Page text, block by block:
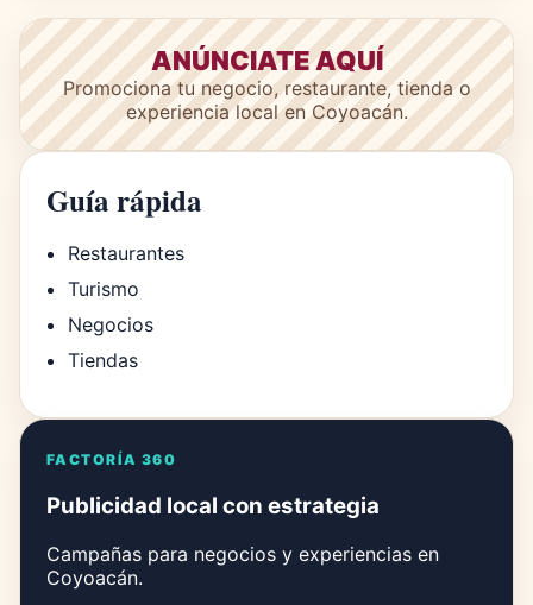
ANÚNCIATE AQUÍ
Promociona tu negocio, restaurante, tienda o
experiencia local en Coyoacán.
Guía rápida
Restaurantes
Turismo
Negocios
Tiendas
FACTORÍA 360
Publicidad local con estrategia
Campañas para negocios y experiencias en
Coyoacán.